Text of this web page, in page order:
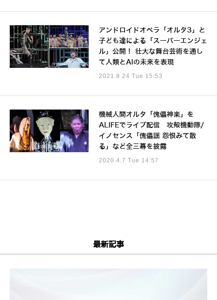
アンドロイドオペラ「オルタ3」と
子ども達による「スーパーエンジェ
ル」公開！ 壮大な舞台芸術を通し
て人類とAIの未来を表現
2021.8.24 Tue 15:53
機械人間オルタ「傀儡神楽」を
ALIFEでライブ配信 攻殻機動隊/
イノセンス「傀儡謡 怨恨みて散
る」など全三幕を披露
2020.4.7 Tue 14:57
最新記事